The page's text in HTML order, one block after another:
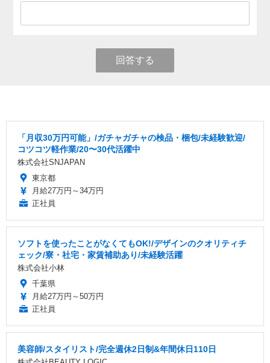
回答する
「月収30万円可能」/ガチャガチャの検品・梱包/未経験歓迎/
コツコツ軽作業/20〜30代活躍中
株式会社SNJAPAN
東京都
月給27万円～34万円
正社員
ソフトを使ったことがなくてもOK!/デザインのクオリティチ
ェック/寮・社宅・家賃補助あり/未経験活躍
株式会社小林
千葉県
月給27万円～50万円
正社員
美容師/スタイリスト/完全週休2日制&年間休日110日